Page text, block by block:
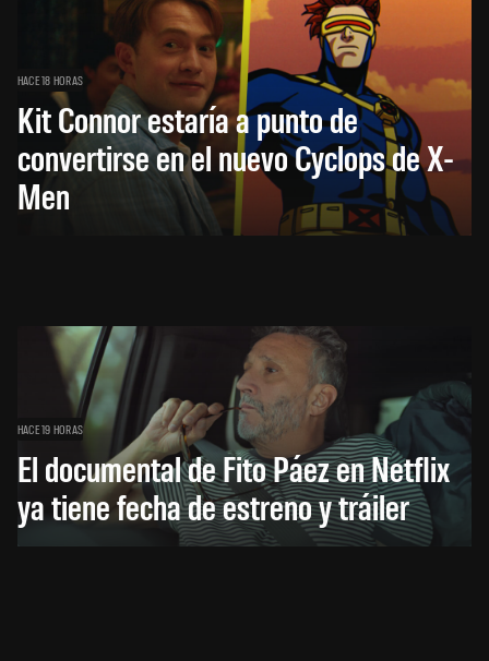
HACE 18 HORAS
Kit Connor estaría a punto de
convertirse en el nuevo Cyclops de X-
Men
HACE 19 HORAS
El documental de Fito Páez en Netflix
ya tiene fecha de estreno y tráiler